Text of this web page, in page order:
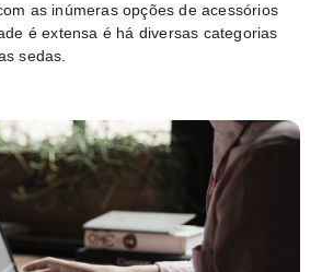
as inúmeras opções de acessórios
é extensa é há diversas categorias
sedas.